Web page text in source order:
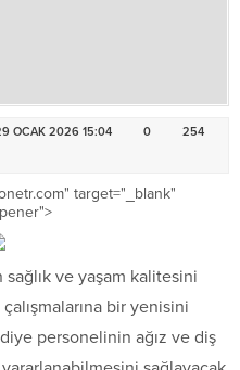
OCAK 2026 15:04 0 254
target="_blank"
sağlık ve yaşam kalitesini
bir yenisini
personelinin ağız ve diş